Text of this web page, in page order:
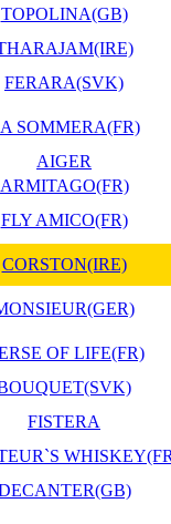
TOPOLINA(GB)
FERARA(SVK)
SOMMERA(FR)
AIGER
ARMITAGO(FR)
FLY AMICO(FR)
CORSTON(IRE)
OF LIFE(FR)
FISTERA